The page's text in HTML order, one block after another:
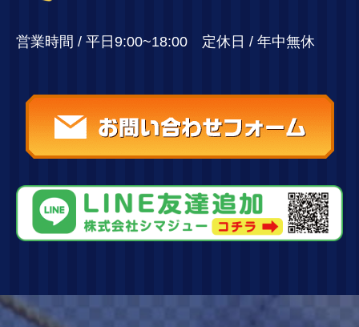
営業時間 / 平日9:00~18:00 定休日 / 年中無休